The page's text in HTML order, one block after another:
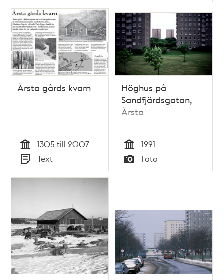
Årsta gårds kvarn
Tid
1305 till 2007
Typ
Text
Höghus på
Sandfjärdsgatan,
Årsta
Tid
1991
Typ
Foto